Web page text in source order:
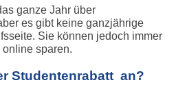
ganze Jahr über
es gibt keine ganzjährige
Sie können jedoch immer
sparen.
Studentenrabatt an?